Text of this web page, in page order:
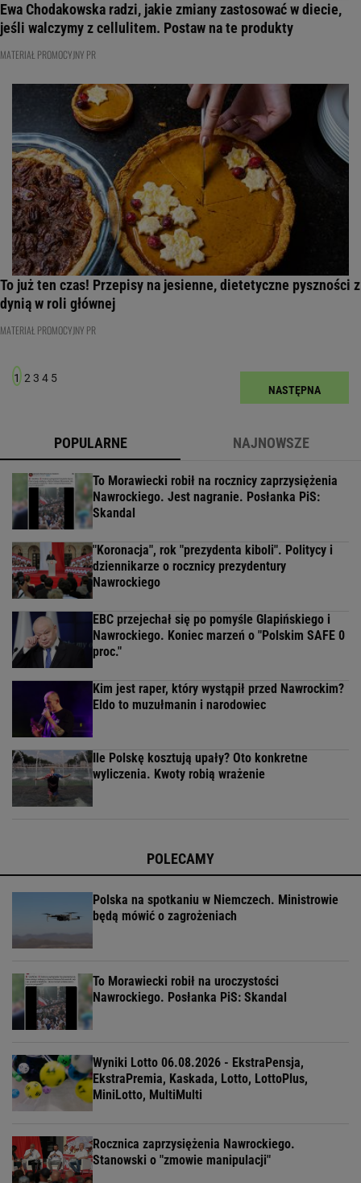
Ewa Chodakowska radzi, jakie zmiany zastosować w diecie,
jeśli walczymy z cellulitem. Postaw na te produkty
MATERIAŁ PROMOCYJNY PR
To już ten czas! Przepisy na jesienne, dietetyczne pyszności z
dynią w roli głównej
MATERIAŁ PROMOCYJNY PR
1 2 3 4 5
NASTĘPNA
POPULARNE NAJNOWSZE
To Morawiecki robił na rocznicy zaprzysiężenia
Nawrockiego. Jest nagranie. Posłanka PiS:
Skandal
"Koronacja", rok "prezydenta kiboli". Politycy i
dziennikarze o rocznicy prezydentury
Nawrockiego
EBC przejechał się po pomyśle Glapińskiego i
Nawrockiego. Koniec marzeń o "Polskim SAFE 0
proc."
Kim jest raper, który wystąpił przed Nawrockim?
Eldo to muzułmanin i narodowiec
Ile Polskę kosztują upały? Oto konkretne
wyliczenia. Kwoty robią wrażenie
POLECAMY
Polska na spotkaniu w Niemczech. Ministrowie
będą mówić o zagrożeniach
To Morawiecki robił na uroczystości
Nawrockiego. Posłanka PiS: Skandal
Wyniki Lotto 06.08.2026 - EkstraPensja,
EkstraPremia, Kaskada, Lotto, LottoPlus,
MiniLotto, MultiMulti
Rocznica zaprzysiężenia Nawrockiego.
Stanowski o "zmowie manipulacji"